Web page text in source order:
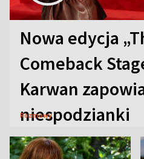
Nowa edycja
Comeback
Karwan
niespodzianki
Rozmowy